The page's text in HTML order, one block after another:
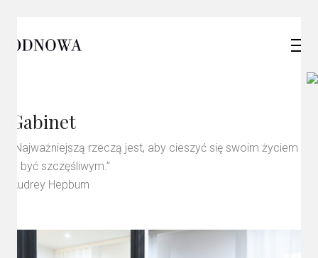
Gabinet
„Najważniejszą rzeczą jest, aby cieszyć się swoim życiem
– być szczęśliwym.”
Audrey Hepburn